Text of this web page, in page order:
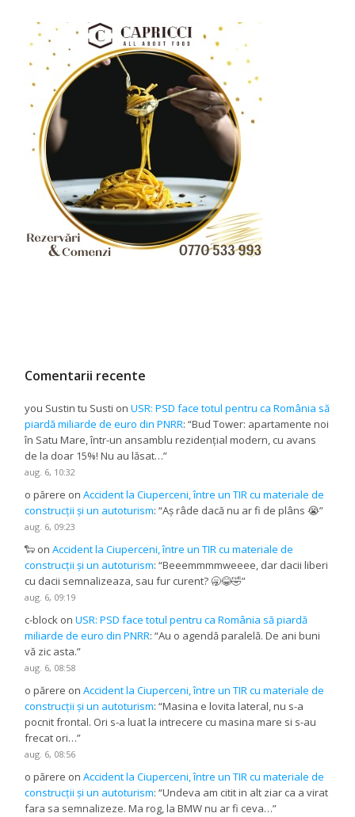
Comentarii recente
you Sustin tu Susti onUSR: PSD face totul pentru ca România să
piardă miliarde de euro din PNRR: “Bud Tower: apartamente noi
în Satu Mare, într-un ansamblu rezidențial modern, cu avans
de la doar 15%! Nu au lăsat…”
aug. 6, 10:32
o părere onAccident la Ciuperceni, între un TIR cu materiale de
construcții și un autoturism: “Aș râde dacă nu ar fi de plâns 😭”
aug. 6, 09:23
🐑 onAccident la Ciuperceni, între un TIR cu materiale de
construcții și un autoturism: “Beeemmmmweeee, dar dacii liberi
cu dacii semnalizeaza, sau fur curent? 🥱😂🤣”
aug. 6, 09:19
c-block onUSR: PSD face totul pentru ca România să piardă
miliarde de euro din PNRR: “Au o agendă paralelă. De ani buni
vă zic asta.”
aug. 6, 08:58
o părere onAccident la Ciuperceni, între un TIR cu materiale de
construcții și un autoturism: “Masina e lovita lateral, nu s-a
pocnit frontal. Ori s-a luat la intrecere cu masina mare si s-au
frecat ori…”
aug. 6, 08:56
o părere onAccident la Ciuperceni, între un TIR cu materiale de
construcții și un autoturism: “Undeva am citit in alt ziar ca a virat
fara sa semnalizeze. Ma rog, la BMW nu ar fi ceva…”